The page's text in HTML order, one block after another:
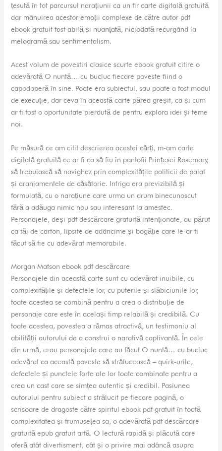
țesută în tot parcursul narațiunii ca un fir carte digitală gratuită
dar mânuirea acestor emoții complexe de către autor pdf
ebook gratuit fost abilă și nuanțată, niciodată recurgând la
melodramă sau sentimentalism.
Acest volum de povestiri clasice scurte ebook gratuit citire o
adevărată O nuntă… cu bucluc fiecare poveste fiind o
capodoperă în sine. Poate era subiectul, sau poate a fost modul
de execuție, dar ceva în această carte părea greșit, ca și cum
ar fi fost o oportunitate pierdută de pentru explora idei și teme
noi.
Pe măsură ce am citit descrierea acestei cărți, m-am carte
digitală gratuită ce ar fi ca să fiu în pantofii Prințesei Rosemary,
să trebuiască să navighez prin complexitățile politicii de palat
și aranjamentele de căsătorie. Intriga era previzibilă și
formulată, cu o narațiune care urma un drum binecunoscut
fără a adăuga nimic nou sau interesant la amestec.
Personajele, deși pdf descărcare gratuită intenționate, au părut
ca tăi de carton, lipsite de adâncime și bogăție care le-ar fi
făcut să fie cu adevărat memorabile.
Morgan Matson ebook pdf descărcare
Personajele din această carte sunt cu adevărat inuibile, cu
complexitățile și defectele lor, cu puterile și slăbiciunile lor,
toate acestea se combină pentru a crea o distribuție de
personaje care este în același timp relabilă și credibilă. Cu
toate acestea, povestea a rămas atractivă, un testimoniu al
abilității autorului de a construi o narativă captivantă. În cele
din urmă, erau personajele care au făcut O nuntă… cu bucluc
adevărat ca această poveste să strălucească – quirk-urile,
defectele și punctele forte ale lor toate combinate pentru a
crea un cast care se simțea autentic și credibil. Pasiunea
autorului pentru subiect a strălucit pe fiecare pagină, o
scrisoare de dragoste către spiritul ebook pdf gratuit în toată
complexitatea și frumusețea sa, o adevărată pdf descărcare
gratuită epub gratuit artă. O lectură rapidă și plăcută care
oferă atât divertisment, cât și o privire mai adâncă asupra